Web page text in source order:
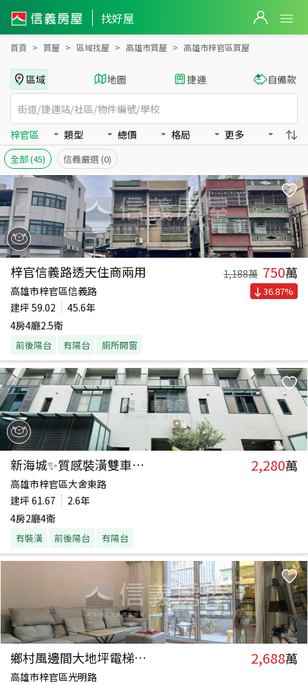
找好屋
高雄市梓官區買房：房屋物件出售、房價分析
首頁 買屋 區域找屋 高雄市買屋 高雄市梓官區買屋
區域 地圖 捷運 自備款
梓官區 類型 總價 格局 更多
全部(45) 信義嚴選 (0)
梓官信義路透天住商兩用 1,188萬 750萬
高雄市梓官區信義路
建坪 59.02
45.6年
4房4廳2.5衛
前後陽台 有陽台 廁所開窗
36.87%
新海城✨質感裝潢雙車透天 2,280萬
高雄市梓官區大舍東路
建坪 61.67
2.6年
4房2廳4衛
有裝潢 前後陽台 有陽台
鄉村風邊間大地坪電梯透天 2,688萬
高雄市梓官區光明路
高雄市梓官區買房：物件出售、房價分析 - 信義房屋